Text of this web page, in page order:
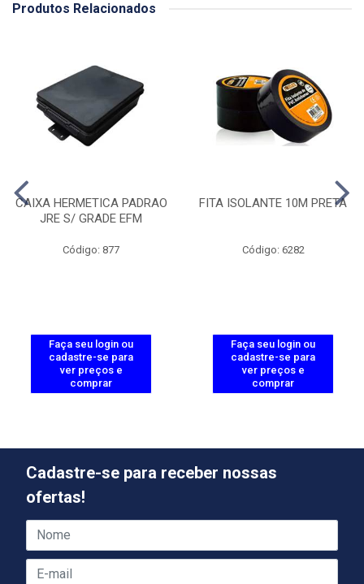
Produtos Relacionados
CAIXA HERMETICA PADRAO
JRE S/ GRADE EFM
Código: 877
Faça seu login ou
cadastre-se para
ver preços e
comprar
FITA ISOLANTE 10M PRETA
Código: 6282
Faça seu login ou
cadastre-se para
ver preços e
comprar
Cadastre-se para receber nossas
ofertas!